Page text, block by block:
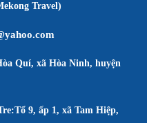
Travel)
Quí, xã Hòa Ninh, huyện
9, ấp 1, xã Tam Hiệp,